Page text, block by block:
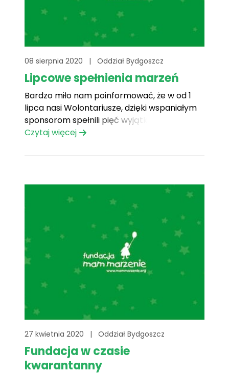
08 sierpnia 2020 | Oddział Bydgoszcz
Lipcowe spełnienia marzeń
Bardzo miło nam poinformować, że w od 1
lipca nasi Wolontariusze, dzięki wspaniałym
sponsorom spełnili pięć wyjątkowych
marzeń! Julia – Spotkanie z Dawidem
Nie straszne są nam upały i wirusy, bo[...]
Czytaj więcej
27 kwietnia 2020 | Oddział Bydgoszcz
Fundacja w czasie
kwarantanny